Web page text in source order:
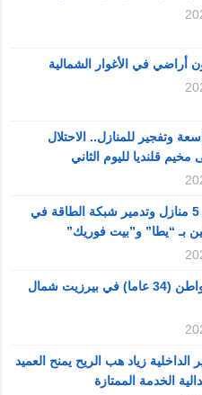
أراضي في الأغوار الشمالية
وتفجير للمنازل.. الاحتلال
قلنديا لليوم الثاني
9 إصابات وإحراق 5 منازل وتدمير شبكة الطاقة في
بـ “يطا” و”بيت فوريك”
الشرطة: مقتل مواطن (34 عاما) في بيرزيت شمال
زياد هب الريح يمنح العميد
الخدمة الممتازة